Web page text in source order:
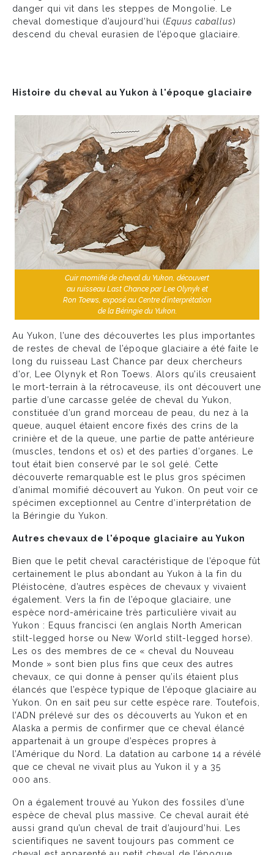
danger qui vit dans les steppes de Mongolie. Le
cheval domestique d’aujourd’hui (Equus caballus)
descend du cheval eurasien de l’époque glaciaire.
Histoire du cheval au Yukon à l'époque glaciaire
Cuir momifié de cheval du Yukon, découvert
au ruisseau Last Chance par Lee Olynyk et
Ron Toews, exposé au Centre d’interprétation
de la Béringie du Yukon.
Au Yukon, l’une des découvertes les plus importantes
de restes de cheval de l’époque glaciaire a été faite le
long du ruisseau Last Chance par deux chercheurs
d’or, Lee Olynyk et Ron Toews. Alors qu’ils creusaient
le mort-terrain à la rétrocaveuse, ils ont découvert une
partie d’une carcasse gelée de cheval du Yukon,
constituée d’un grand morceau de peau, du nez à la
queue, auquel étaient encore fixés des crins de la
crinière et de la queue, une partie de patte antérieure
(muscles, tendons et os) et des parties d’organes. Le
tout était bien conservé par le sol gelé. Cette
découverte remarquable est le plus gros spécimen
d’animal momifié découvert au Yukon. On peut voir ce
spécimen exceptionnel au Centre d’interprétation de
la Béringie du Yukon.
Autres chevaux de l'époque glaciaire au Yukon
Bien que le petit cheval caractéristique de l’époque fût
certainement le plus abondant au Yukon à la fin du
Pléistocène, d’autres espèces de chevaux y vivaient
également. Vers la fin de l’époque glaciaire, une
espèce nord-américaine très particulière vivait au
Yukon : Equus francisci (en anglais North American
stilt-legged horse ou New World stilt-legged horse).
Les os des membres de ce « cheval du Nouveau
Monde » sont bien plus fins que ceux des autres
chevaux, ce qui donne à penser qu’ils étaient plus
élancés que l’espèce typique de l’époque glaciaire au
Yukon. On en sait peu sur cette espèce rare. Toutefois,
l’ADN prélevé sur des os découverts au Yukon et en
Alaska a permis de confirmer que ce cheval élancé
appartenait à un groupe d’espèces propres à
l’Amérique du Nord. La datation au carbone 14 a révélé
que ce cheval ne vivait plus au Yukon il y a 35
000 ans.
On a également trouvé au Yukon des fossiles d’une
espèce de cheval plus massive. Ce cheval aurait été
aussi grand qu’un cheval de trait d’aujourd’hui. Les
scientifiques ne savent toujours pas comment ce